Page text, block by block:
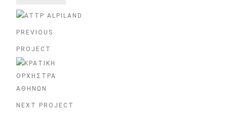
PREVIOUS
PROJECT
NEXT PROJECT